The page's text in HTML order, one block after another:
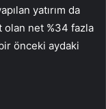
yatırım da
olan net %34 fazla
önceki aydaki